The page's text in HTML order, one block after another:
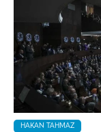
HAKAN TAHMAZ